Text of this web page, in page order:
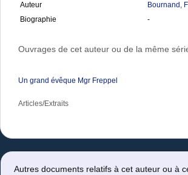
Auteur
Bournand,
Biographie
-
Ouvrages de cet auteur ou de la même
Un grand évêque Mgr Freppel
Articles/Extraits
Autres documents relatifs à cet auteur ou à